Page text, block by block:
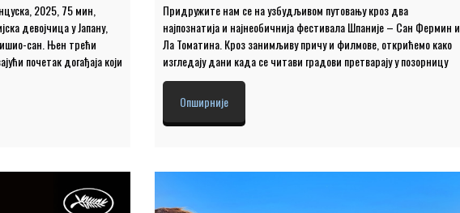
2025, 75 мин,
девојчица у Јапану,
сан. Њен трећи
почетак догађаја који
света. Режија: Лиан-Чо
Велика сала,
у 18.00 Цена улазнице
Придружите нам се на узбудљивом путовању кроз два
најпознатија и најнеобичнија фестивала Шпаније – Сан Фермин и
Ла Томатина. Кроз занимљиву причу и филмове, открићемо како
изгледају дани када се читави градови претварају у позорницу
адреналина, музике, енергије и традиције Медитерана. Фестивал
Сан Фермин, који се одржава у граду Памплона, познат је широм
света по чувеној трци са биковима кроз уске градске улице.
Говорићемо о пореклу фестивала, обичајима становника,
Опширније